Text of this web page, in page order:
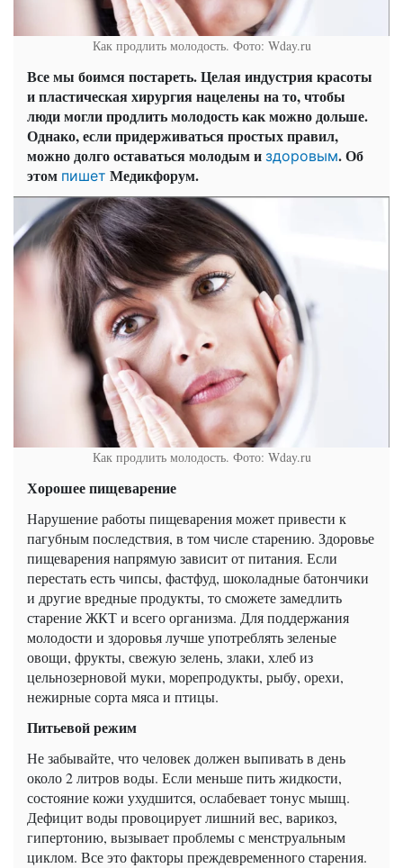
Как продлить молодость. Фото: Wday.ru
Все мы боимся постареть. Целая индустрия красоты
и пластическая хирургия нацелены на то, чтобы
люди могли продлить молодость как можно дольше.
Однако, если придерживаться простых правил,
можно долго оставаться молодым и здоровым. Об
этом пишет Медикфорум.
Как продлить молодость. Фото: Wday.ru
Хорошее пищеварение
Нарушение работы пищеварения может привести к
пагубным последствия, в том числе старению. Здоровье
пищеварения напрямую зависит от питания. Если
перестать есть чипсы, фастфуд, шоколадные батончики
и другие вредные продукты, то сможете замедлить
старение ЖКТ и всего организма. Для поддержания
молодости и здоровья лучше употреблять зеленые
овощи, фрукты, свежую зелень, злаки, хлеб из
цельнозерновой муки, морепродукты, рыбу, орехи,
нежирные сорта мяса и птицы.
Питьевой режим
Не забывайте, что человек должен выпивать в день
около 2 литров воды. Если меньше пить жидкости,
состояние кожи ухудшится, ослабевает тонус мышц.
Дефицит воды провоцирует лишний вес, варикоз,
гипертонию, вызывает проблемы с менструальным
циклом. Все это факторы преждевременного старения.